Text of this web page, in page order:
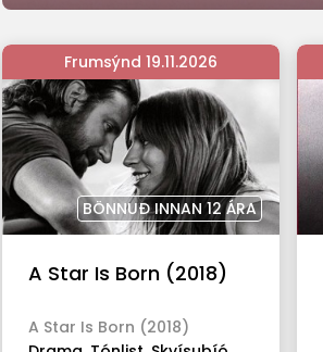
Frumsýnd 19.11.2026
BÖNNUÐ INNAN 12 ÁRA
A Star Is Born (2018)
A Star Is Born (2018)